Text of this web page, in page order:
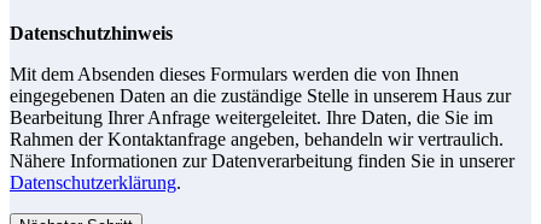
Datenschutzhinweis
Mit dem Absenden dieses Formulars werden die von Ihnen
eingegebenen Daten an die zuständige Stelle in unserem Haus zur
Bearbeitung Ihrer Anfrage weitergeleitet. Ihre Daten, die Sie im
Rahmen der Kontaktanfrage angeben, behandeln wir vertraulich.
Nähere Informationen zur Datenverarbeitung finden Sie in unserer
Datenschutzerklärung.